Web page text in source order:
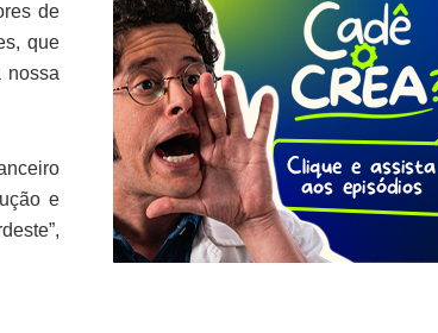
de
que
nossa
e